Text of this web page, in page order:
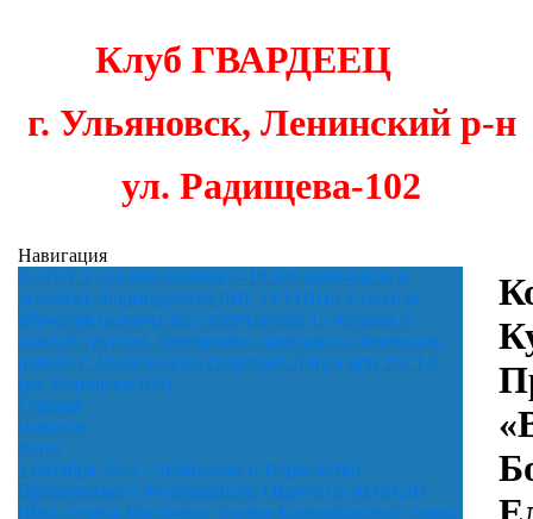
Клуб ГВАРДЕЕЦ
г. Ульяновск, Ленинский р-н
ул. Радищева-102
Навигация
КАРАТЭ для школьников 7-10 лет (мальчиков и
девочек). Формируются ДВЕ ГРУППЫ 1-го года
обучения (количество спортсменов 15 человек в
каждой группе). Тренировки проходят в Ленинском
районе г. Ульяновска в спортзале Лицея при УлГТУ
(ул. Радищева-102)
Главная
Новости
Фото
1 октября 2023 - Чемпионат и Первенство
Приволжского Федерального Округа по КОБУДО
(Вид спорта: Восточное Боевое Единоборство); город